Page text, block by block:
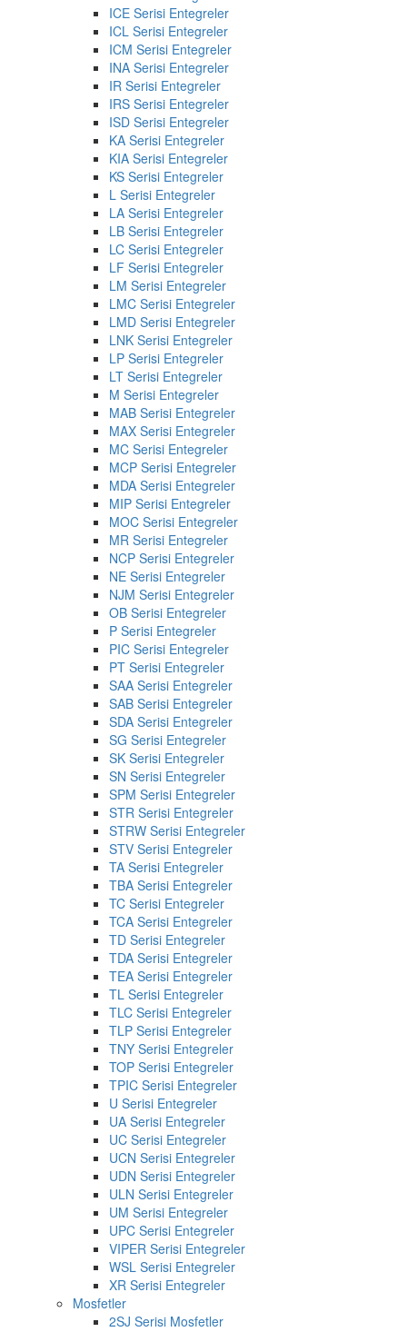
ICE Serisi Entegreler
ICL Serisi Entegreler
ICM Serisi Entegreler
INA Serisi Entegreler
IR Serisi Entegreler
IRS Serisi Entegreler
ISD Serisi Entegreler
KA Serisi Entegreler
KIA Serisi Entegreler
KS Serisi Entegreler
L Serisi Entegreler
LA Serisi Entegreler
LB Serisi Entegreler
LC Serisi Entegreler
LF Serisi Entegreler
LM Serisi Entegreler
LMC Serisi Entegreler
LMD Serisi Entegreler
LNK Serisi Entegreler
LP Serisi Entegreler
LT Serisi Entegreler
M Serisi Entegreler
MAB Serisi Entegreler
MAX Serisi Entegreler
MC Serisi Entegreler
MCP Serisi Entegreler
MDA Serisi Entegreler
MIP Serisi Entegreler
MOC Serisi Entegreler
MR Serisi Entegreler
NCP Serisi Entegreler
NE Serisi Entegreler
NJM Serisi Entegreler
OB Serisi Entegreler
P Serisi Entegreler
PIC Serisi Entegreler
PT Serisi Entegreler
SAA Serisi Entegreler
SAB Serisi Entegreler
SDA Serisi Entegreler
SG Serisi Entegreler
SK Serisi Entegreler
SN Serisi Entegreler
SPM Serisi Entegreler
STR Serisi Entegreler
STRW Serisi Entegreler
STV Serisi Entegreler
TA Serisi Entegreler
TBA Serisi Entegreler
TC Serisi Entegreler
TCA Serisi Entegreler
TD Serisi Entegreler
TDA Serisi Entegreler
TEA Serisi Entegreler
TL Serisi Entegreler
TLC Serisi Entegreler
TLP Serisi Entegreler
TNY Serisi Entegreler
TOP Serisi Entegreler
TPIC Serisi Entegreler
U Serisi Entegreler
UA Serisi Entegreler
UC Serisi Entegreler
UCN Serisi Entegreler
UDN Serisi Entegreler
ULN Serisi Entegreler
UM Serisi Entegreler
UPC Serisi Entegreler
VIPER Serisi Entegreler
WSL Serisi Entegreler
XR Serisi Entegreler
Mosfetler
2SJ Serisi Mosfetler